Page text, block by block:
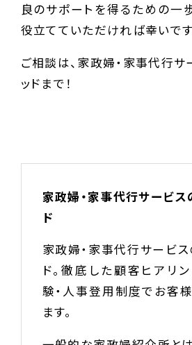
良のサポートを得るための一
役立てていただければ幸いです
ご相談は、家政婦・家事代行サ
ッドまで！
家政婦・家事代行サービス
ド
家政婦・家事代行サービス
ド。徹底した顧客ヒアリ
験・人事登用制度でお客
ます。